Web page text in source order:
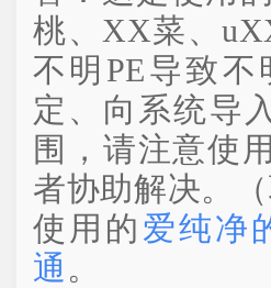
桃、XX菜、
不明PE导致
定、向系统导
围，请注意使
者协助解决。
使用的 爱纯净
通 。